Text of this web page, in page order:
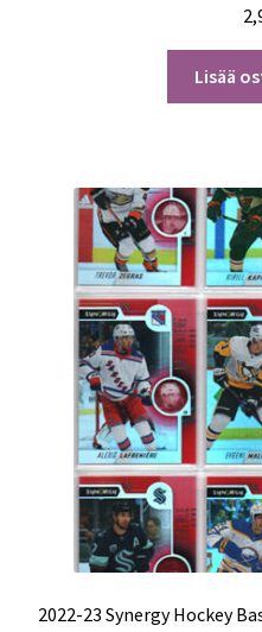
Lisää
2022-23 Synergy Hockey